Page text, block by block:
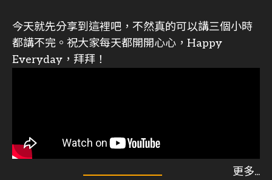
今天就先分享到這裡吧，不然真的可以講三個小時
都講不完。祝大家每天都開開心心，Happy
Everyday，拜拜！